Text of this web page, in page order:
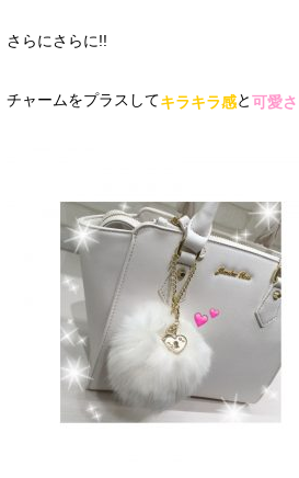
さらにさらに!!
チャームをプラスしてキラキラ感と可愛さ